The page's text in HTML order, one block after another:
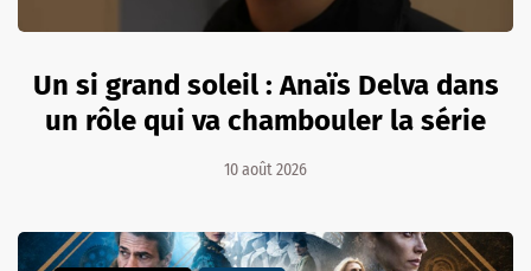
Un si grand soleil : Anaïs Delva dans
un rôle qui va chambouler la série
10 août 2026